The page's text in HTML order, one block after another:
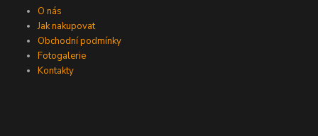
O nás
Jak nakupovat
Obchodní podmínky
Fotogalerie
Kontakty